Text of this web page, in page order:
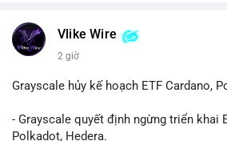
Vlike Wire
2 giờ
Grayscale hủy kế hoạch ETF Cardano,
- Grayscale quyết định ngừng triển khai
Polkadot, Hedera.